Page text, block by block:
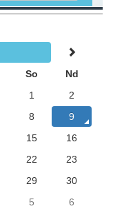
So
Nd
1
2
8
9
15
16
22
23
29
30
5 6